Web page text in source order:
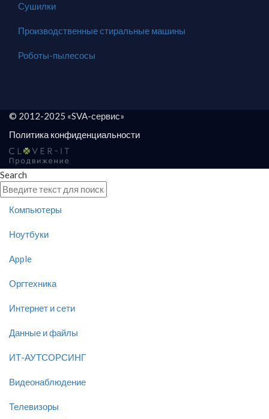
Сушилки
Производственные стиральные машины
Роботы-пылесосы
© 2012-2025 «SVA-сервис»
Политика конфиденциальности
Search
Компьютеры
Ноутбуки
Apple
Оргтехника
Интернет и сети
Данные и файлы
ИТ-АУТСОРСИНГ
Видеонаблюдение
Телевизоры